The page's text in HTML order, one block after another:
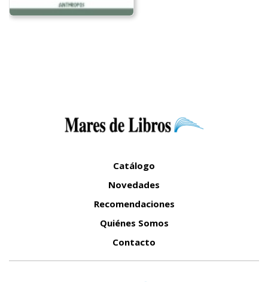
Catálogo
Novedades
Recomendaciones
Quiénes Somos
Contacto